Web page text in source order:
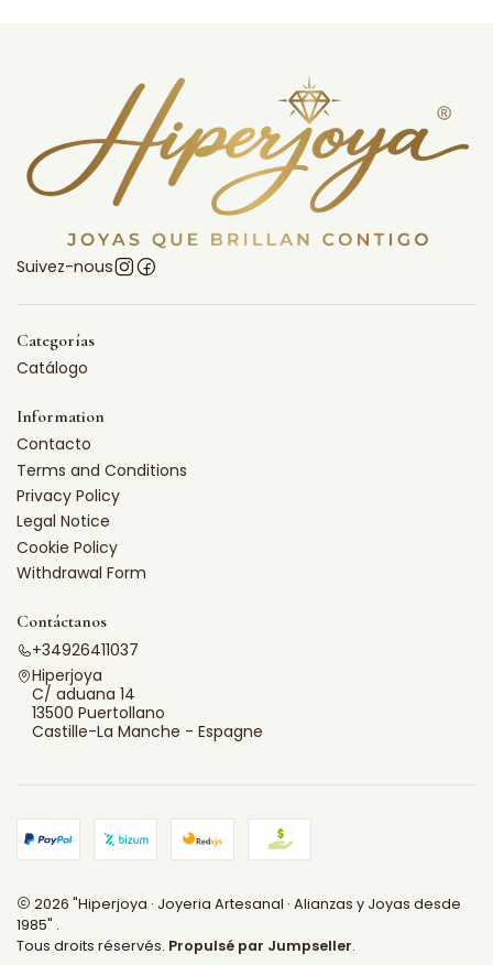
Suivez-nous
Categorías
Catálogo
Information
Contacto
Terms and Conditions
Privacy Policy
Legal Notice
Cookie Policy
Withdrawal Form
Contáctanos
+34926411037
Hiperjoya
C/ aduana 14
13500 Puertollano
Castille-La Manche - Espagne
2026 "Hiperjoya · Joyeria Artesanal · Alianzas y Joyas desde
1985" .
Tous droits réservés. Propulsé par Jumpseller.